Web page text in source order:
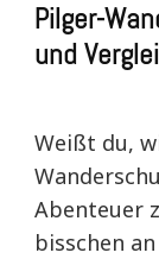
Pilger-
und
Weißt du,
Abenteuer
bisschen